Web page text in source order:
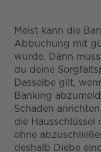
Meist kann die
Abbuchung mit
wurde. Dann
du deine
Dasselbe gilt,
Banking
Schaden
die
ohne
deshalb Diebe